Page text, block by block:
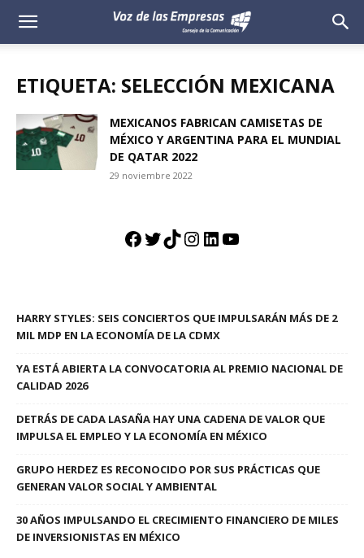
Voz
Empresas
ETIQUETA: SELECCIÓN MEXICANA
MEXICANOS FABRICAN CAMISETAS DE
MÉXICO Y ARGENTINA PARA EL MUNDIAL
DE QATAR 2022
29 noviembre 2022
Facebook
Twitter
TikTok
Instagram
LinkedIn
YouTube
HARRY STYLES: SEIS CONCIERTOS QUE IMPULSARÁN MÁS DE 2
MIL MDP EN LA ECONOMÍA DE LA CDMX
YA ESTÁ ABIERTA LA CONVOCATORIA AL PREMIO NACIONAL DE
CALIDAD 2026
DETRÁS DE CADA LASAÑA HAY UNA CADENA DE VALOR QUE
IMPULSA EL EMPLEO Y LA ECONOMÍA EN MÉXICO
GRUPO HERDEZ ES RECONOCIDO POR SUS PRÁCTICAS QUE
GENERAN VALOR SOCIAL Y AMBIENTAL
30 AÑOS IMPULSANDO EL CRECIMIENTO FINANCIERO DE MILES
DE INVERSIONISTAS EN MÉXICO